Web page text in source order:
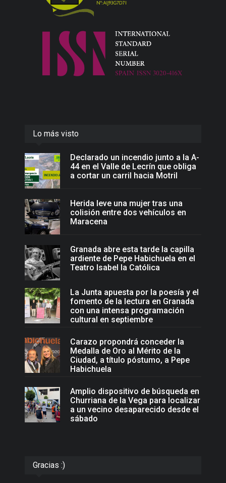
Lo más visto
Declarado un incendio junto a la A-
44 en el Valle de Lecrín que obliga
a cortar un carril hacia Motril
Herida leve una mujer tras una
colisión entre dos vehículos en
Maracena
Granada abre esta tarde la capilla
ardiente de Pepe Habichuela en el
Teatro Isabel la Católica
La Junta apuesta por la poesía y el
fomento de la lectura en Granada
con una intensa programación
cultural en septiembre
Carazo propondrá conceder la
Medalla de Oro al Mérito de la
Ciudad, a título póstumo, a Pepe
Habichuela
Amplio dispositivo de búsqueda en
Churriana de la Vega para localizar
a un vecino desaparecido desde el
sábado
Gracias :)